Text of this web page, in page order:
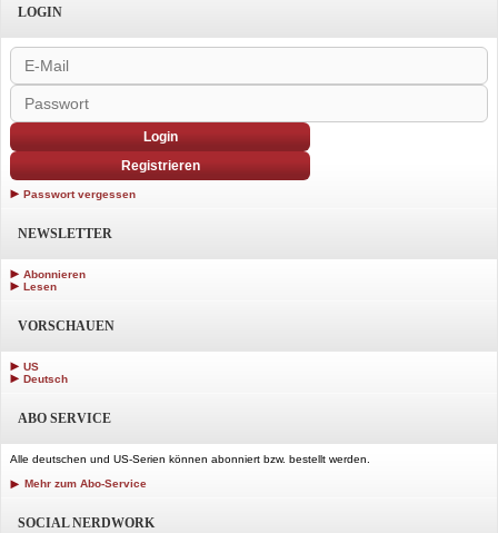
LOGIN
Login
Registrieren
Passwort vergessen
NEWSLETTER
Abonnieren
Lesen
VORSCHAUEN
US
Deutsch
ABO SERVICE
Alle deutschen und US-Serien können abonniert bzw. bestellt werden.
Mehr zum Abo-Service
SOCIAL NERDWORK